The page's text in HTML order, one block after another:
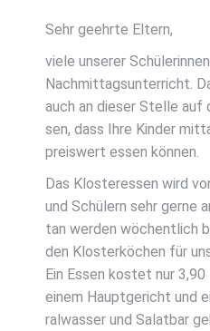
Sehr geehr­te Eltern,
vie­le unse­rer
Nach­mit­tags­un­ter­richt.
auch an die­ser Stel­le
sen, dass Ihre Kin­der
preis­wert essen kön­nen.
Das Klos­ter­es­sen wird
und Schü­lern sehr ger­ne
tan wer­den wöchent­lich
den Klos­ter­kö­chen für
Ein Essen kos­tet nur
einem Haupt­ge­richt und
ral­was­ser und Salat­bar